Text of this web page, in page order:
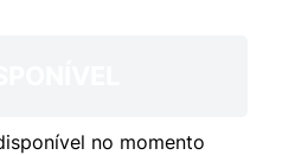
no momento